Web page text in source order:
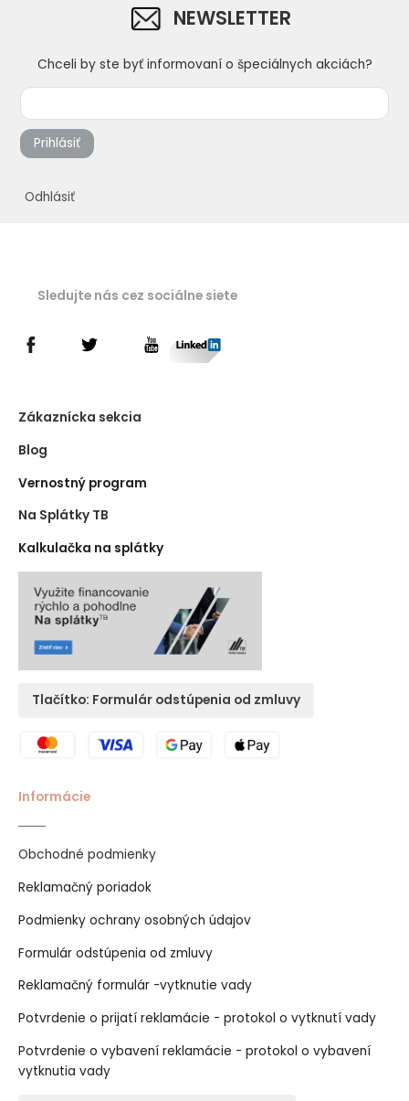
NEWSLETTER
Chceli by ste byť informovaní o špeciálnych akciách?
Prihlásiť
Odhlásiť
Sledujte nás cez sociálne siete
Zákaznícka sekcia
Blog
Vernostný program
Na Splátky TB
Kalkulačka na splátky
Tlačítko: Formulár odstúpenia od zmluvy
Informácie
Obchodné podmienky
Reklamačný poriadok
Podmienky ochrany osobných údajov
Formulár odstúpenia od zmluvy
Reklamačný formulár -vytknutie vady
Potvrdenie o prijatí reklamácie - protokol o vytknutí vady
Potvrdenie o vybavení reklamácie - protokol o vybavení
vytknutia vady